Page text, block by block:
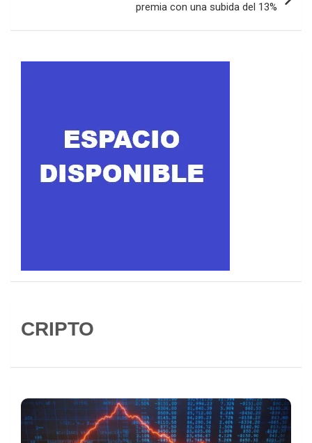
premia con una subida del 13%
CRIPTO